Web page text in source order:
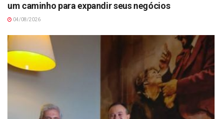
um caminho para expandir seus negócios
04/08/2026